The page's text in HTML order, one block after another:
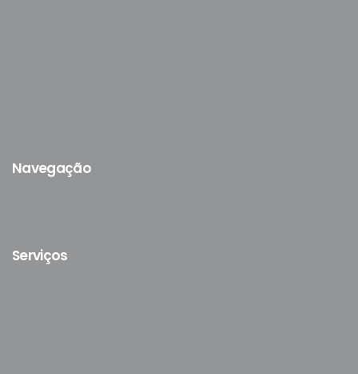
Navegação
Serviços